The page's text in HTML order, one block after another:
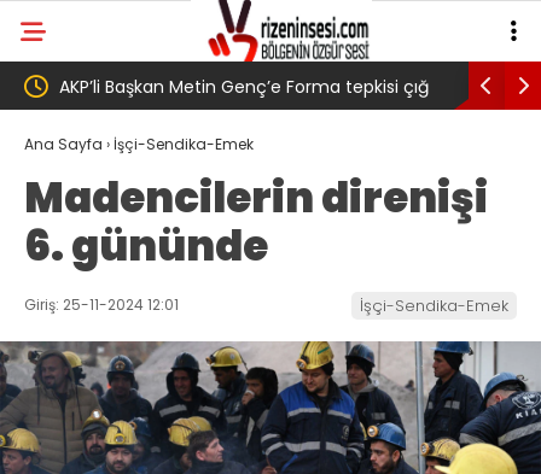
tepkisi çığ
Genç,
Salah transferi sonrası 6661 forma alan
belediye başkanına ‘Kimin parasıyla’ sorusu
Ana Sayfa › İşçi-Sendika-Emek
Madencilerin direnişi
6. gününde
Giriş: 25-11-2024 12:01 İşçi-Sendika-Emek